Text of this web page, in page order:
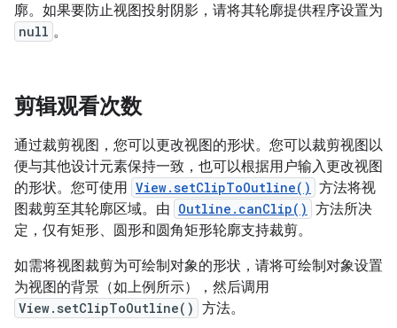
廓。如果要防止视图投射阴影，请将其轮廓提供程序设置为
null 。
剪辑观看次数
通过裁剪视图，您可以更改视图的形状。您可以裁剪视图以
便与其他设计元素保持一致，也可以根据用户输入更改视图
的形状。您可使用 View.setClipToOutline() 方法将视
图裁剪至其轮廓区域。由 Outline.canClip() 方法所决
定，仅有矩形、圆形和圆角矩形轮廓支持裁剪。
如需将视图裁剪为可绘制对象的形状，请将可绘制对象设置
为视图的背景（如上例所示），然后调用
View.setClipToOutline() 方法。